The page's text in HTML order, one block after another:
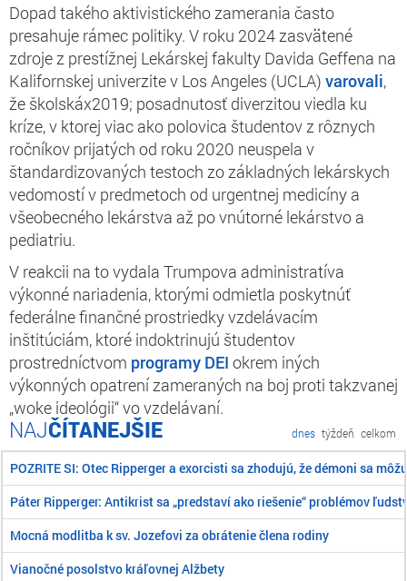
Dopad takého aktivistického zamerania často
presahuje rámec politiky. V roku 2024 zasvätené
zdroje z prestížnej Lekárskej fakulty Davida Geffena na
Kalifornskej univerzite v Los Angeles (UCLA) varovali,
že školskáx2019; posadnutosť diverzitou viedla ku
kríze, v ktorej viac ako polovica študentov z rôznych
ročníkov prijatých od roku 2020 neuspela v
štandardizovaných testoch zo základných lekárskych
vedomostí v predmetoch od urgentnej medicíny a
všeobecného lekárstva až po vnútorné lekárstvo a
pediatriu.
V reakcii na to vydala Trumpova administratíva
výkonné nariadenia, ktorými odmietla poskytnúť
federálne finančné prostriedky vzdelávacím
inštitúciám, ktoré indoktrinujú študentov
prostredníctvom programy DEI okrem iných
výkonných opatrení zameraných na boj proti takzvanej
„woke ideológii“ vo vzdelávaní.
ČÍTANEJŠIE dnes týždeň celkom
POZRITE SI: Otec Ripperger a exorcisti sa zhodujú, že démoni sa
Páter Ripperger: Antikrist sa „predstaví ako riešenie“ problémov
Mocná modlitba k sv. Jozefovi za obrátenie člena rodiny
Vianočné posolstvo kráľovnej Alžbety